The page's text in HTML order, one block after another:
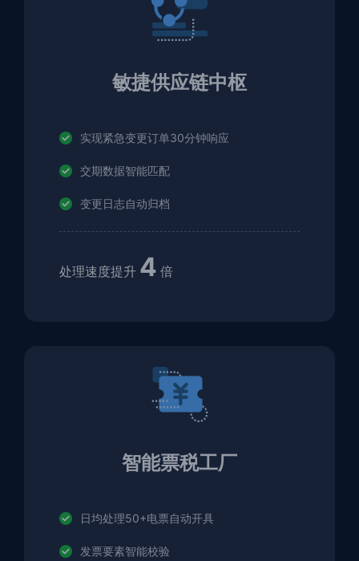
敏捷供应链中枢
实现紧急变更订单30分钟响应
交期数据智能匹配
变更日志自动归档
处理速度提升 4 倍
智能票税工厂
日均处理50+电票自动开具
发票要素智能校验